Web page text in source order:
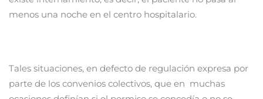
menos una noche en el centro hospitalario.
Tales situaciones, en defecto de regulación expresa por
parte de los convenios colectivos, que en muchas